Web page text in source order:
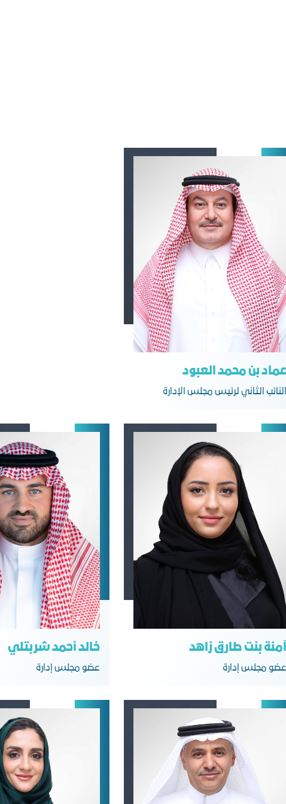
عماد بن محمد العبود
النائب الثاني لرئيس مجلس الإدارة
آمنة بنت طارق زاهد
عضو مجلس إدارة
خالد أحمد شربتلي
عضو مجلس إدارة